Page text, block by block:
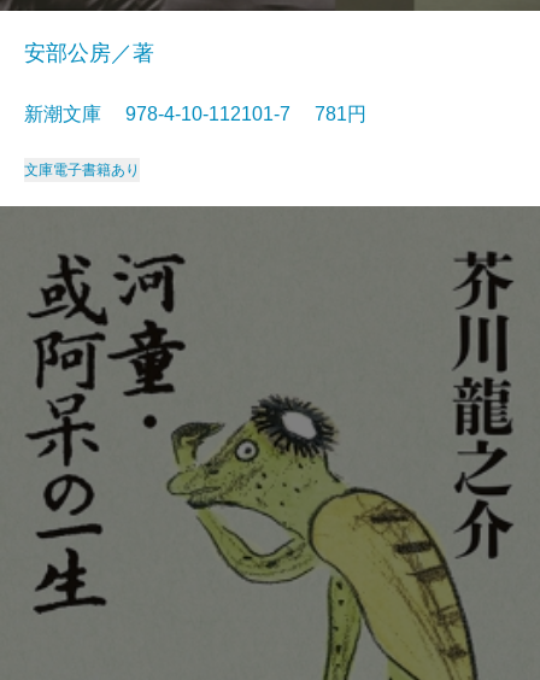
安部公房／著
新潮文庫 978-4-10-112101-7 781円
文庫電子書籍あり